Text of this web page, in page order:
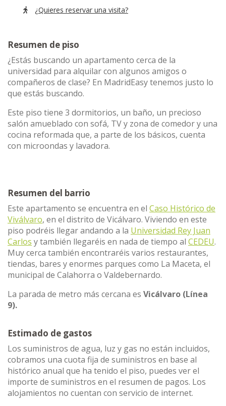
¿Quieres reservar una visita?
Resumen de piso
¿Estás buscando un apartamento cerca de la
universidad para alquilar con algunos amigos o
compañeros de clase? En MadridEasy tenemos justo lo
que estás buscando.
Este piso tiene 3 dormitorios, un baño, un precioso
salón amueblado con sofá, TV y zona de comedor y una
cocina reformada que, a parte de los básicos, cuenta
con microondas y lavadora.
Resumen del barrio
Este apartamento se encuentra en el Caso Histórico de
Viválvaro, en el distrito de Vicálvaro. Viviendo en este
piso podréis llegar andando a la Universidad Rey Juan
Carlos y también llegaréis en nada de tiempo al CEDEU.
Muy cerca también encontraréis varios restaurantes,
tiendas, bares y enormes parques como La Maceta, el
municipal de Calahorra o Valdebernardo.
La parada de metro más cercana es Vicálvaro (Línea
9).
Estimado de gastos
Los suministros de agua, luz y gas no están incluidos,
cobramos una cuota fija de suministros en base al
histórico anual que ha tenido el piso, puedes ver el
importe de suministros en el resumen de pagos. Los
alojamientos no cuentan con servicio de internet.